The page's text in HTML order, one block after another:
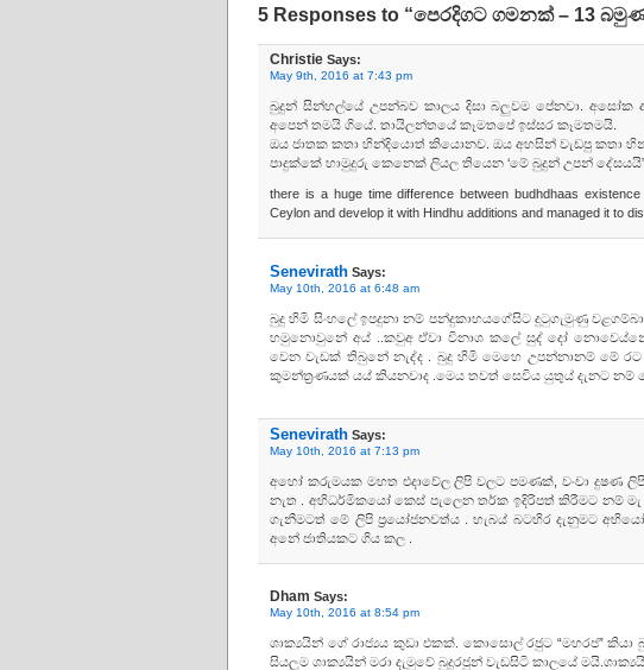
5 Responses to “පෙරදිගට ගමනක් – 13
Christie Says:
May 9th, 2016 at 7:43 pm
බුදුන් සින්හල්යේ උපන්බව කාලය දිසා බලුවම පේනවා.
අපෙන් තමයි ගියේ. තායිලන්තයේ කෑමතපේ ඉස්සර කෑමතමයි.
ඔය ජාතක කතා හින්දියොත් කියොනව. ඔය අහසින් වැඩපු කතා
පාදුක්කේ හාමුදුරු කෙනෙක් ලියල තියෙන ‘මේ බුදුන් උපන්
there is a huge time difference between budhdhaas
Ceylon and develop it with Hindhu additions and managed it to
Senevirath Says:
May 10th, 2016 at 6:48 am
බුදු හිමි සිංහලේ ඉපදුනා නම් පන්දුකාභයගේසිට දුටුගැමුණු
හමුනොවුනේ අය් ..කවුඅ ඒවා විනාශ කලේ සුද් දෝ
වෙන වැඩක් තිබුනේ නැද්ද . බුදු හිමි මෙහෙ උපන්නානම් මේ
කුමන්ත්‍රණයක් යය් කියනවාද .මෙය තවත් සෙවිය යුතුය් දැනට
Senevirath Says:
May 10th, 2016 at 7:13 pm
අහෝ කරුමයක මහත එදාවේල ලිපි වලට පමණක්, වංචා දුෂණ
නැත . අභිධර්මිකයෝ කෙස් පැලෙන තර්ක ඉදිරිපත් කිරීමට නම්
ගැනීමටත් මේ ලිපි ප්‍රයෝජනවත්ය . හැබය් බටහිර දැනුමට
අනේ ජාතියකට ගිය කල .
Dham Says:
May 10th, 2016 at 8:54 pm
ශාක්‍යයින් ගේ රාජ්‍යය කුඩා එකක්. කොසොල් රජුට “මහරජ​”
සියලුම ශාක්‍යයින් මරා දැමුවේ බුදුරජුන් වැඩසිටි කාලයේ